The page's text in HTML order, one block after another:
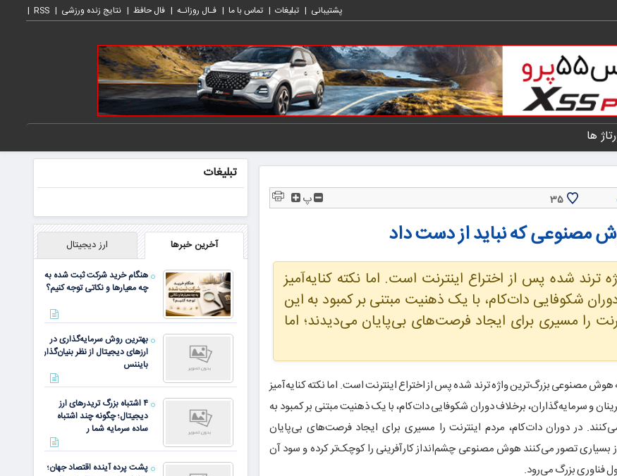
پشتیبانی تبلیغات تماس با ما فـال روزانـه فال حافظ نتایج زنده ورزشی RSS
ها
35 پ
که نباید از دست داد
شده پس از اختراع اینترنت است. اما نکته کنایه‌آمیز
شکوفایی دات‌کام، با یک ذهنیت مبتنی بر کمبود به این
را مسیری برای ایجاد فرصت‌های بی‌پایان می‌دیدند؛ اما
هوش مصنوعی بزرگ‌ترین واژه ترند شده پس از اختراع اینترنت است. اما نکته کنایه‌آمیز
و سرمایه‌گذاران، برخلاف دوران شکوفایی دات‌کام، با یک ذهنیت مبتنی بر کمبود به
در دوران دات‌کام، مردم اینترنت را مسیری برای ایجاد فرصت‌های بی‌پایان
بسیاری تصور می‌کنند هوش مصنوعی چشم‌انداز کارآفرینی را کوچک‌تر کرده و سود آن
فناوری بزرگ می‌رود.
تبلیغات
آخرین خبرها ارز دیجیتال
هنگام خرید شرکت ثبت شده به
چه معیارها و نکاتی توجه کنیم؟
بهترین روش سرمایه‌گذاری در
ارزهای دیجیتال از نظر بنیان‌گذار
بایننس
۴ اشتباه بزرگ تریدرهای ارز
دیجیتال؛ چگونه چند اشتباه
ساده سرمایه شما ر
پشت پرده آینده اقتصاد جهان؛